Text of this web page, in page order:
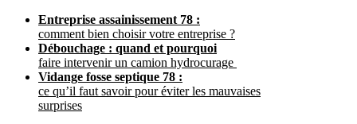
Entreprise assainissement 78 :
comment bien choisir votre entreprise ?
Débouchage : quand et pourquoi
faire intervenir un camion hydrocurage
Vidange fosse septique 78 :
ce qu’il faut savoir pour éviter les mauvaises
surprises